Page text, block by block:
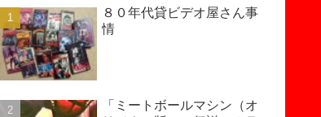
８０年代貸ビデオ屋さん事
情
「ミートボールマシン（オ